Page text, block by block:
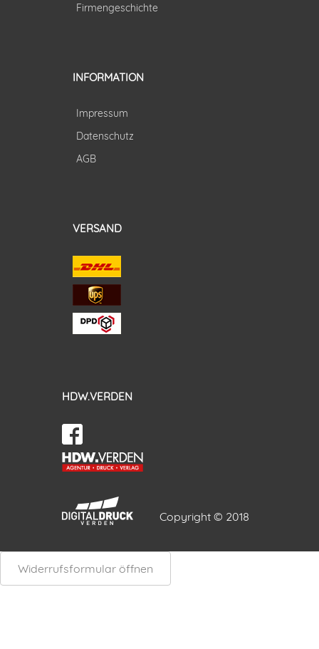
Firmengeschichte
INFORMATION
Impressum
Datenschutz
AGB
VERSAND
HDW.VERDEN
Copyright © 2018
Widerrufsformular öffnen